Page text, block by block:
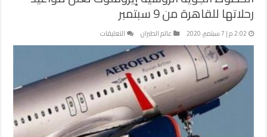
رحلاتها للقاهرة من 9 سبتمبر
2:02 م | 7 سبتمبر، 2020 عالم الطيران التعليقات
الخطوط
الجوية
الروسية
إيروفلوت
تعلن
مواعيد
رحلاتها
للقاهرة